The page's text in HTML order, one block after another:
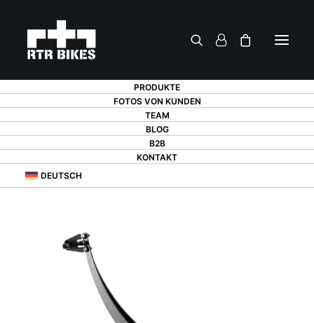
PRODUKTE
FOTOS VON KUNDEN
TEAM
BLOG
B2B
KONTAKT
DEUTSCH